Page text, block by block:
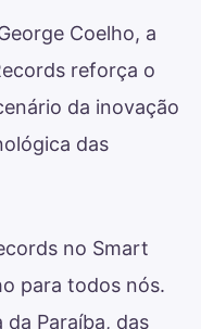
Coelho, a
reforça o
da inovação
das
no Smart
para todos nós.
Paraíba, das